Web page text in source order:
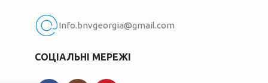
Info.bnvgeorgia@gmail.com
СОЦІАЛЬНІ МЕРЕЖІ